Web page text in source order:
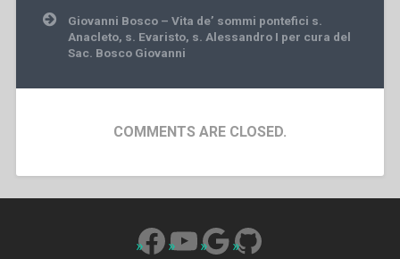
Giovanni Bosco – Vita de’ sommi pontefici s.
Anacleto, s. Evaristo, s. Alessandro I per cura del
Sac. Bosco Giovanni
COMMENTS ARE CLOSED.
Facebook
YouTube
Google
GitHub